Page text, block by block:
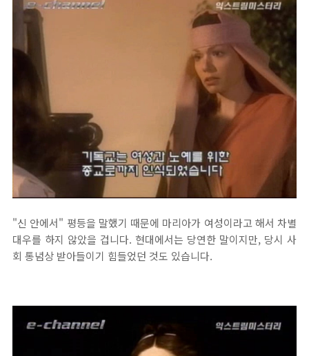
"신 안에서" 평등을 말했기 때문에 마리아가 여성이라고 해서 차별
대우를 하지 않았을 겁니다. 현대에서는 당연한 말이지만, 당시 사
회 통념상 받아들이기 힘들었던 것도 있습니다.